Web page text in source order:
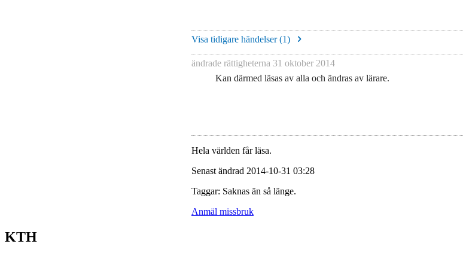
Visa tidigare händelser (1)
ändrade rättigheterna 31 oktober 2014
Kan därmed läsas av alla och ändras av lärare.
Hela världen får läsa.
Senast ändrad 2014-10-31 03:28
Taggar: Saknas än så länge.
Anmäl missbruk
KTH